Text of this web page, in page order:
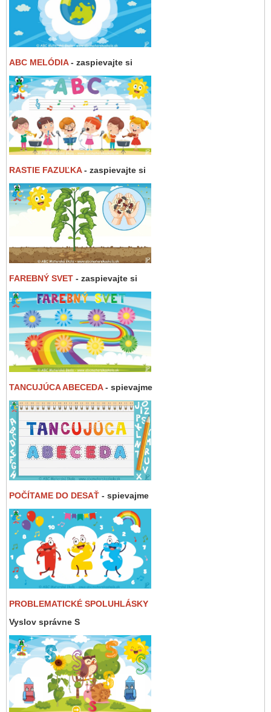
ABC MELÓDIA- zaspievajte si
RASTIE FAZUĽKA- zaspievajte si
FAREBNÝ SVET - zaspievajte si
TANCUJÚCA ABECEDA- spievajme
POČÍTAME DO DESAŤ - spievajme
PROBLEMATICKÉ SPOLUHLÁSKY
Vyslov správne S